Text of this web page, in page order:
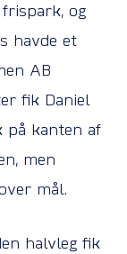
og
havde et
AB
fik Daniel
på kanten af
men
mål.
halvleg fik